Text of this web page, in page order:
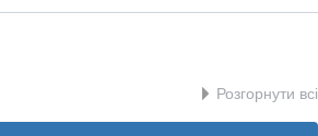
Розгорнути всі